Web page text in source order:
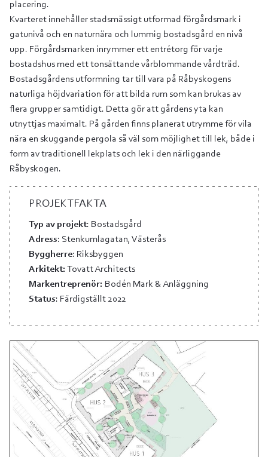
placering.
Kvarteret innehåller stadsmässigt utformad förgårdsmark i
gatunivå och en naturnära och lummig bostadsgård en nivå
upp. Förgårdsmarken inrymmer ett entrétorg för varje
bostadshus med ett tonsättande vårblommande vårdträd.
Bostadsgårdens utformning tar till vara på Råbyskogens
naturliga höjdvariation för att bilda rum som kan brukas av
flera grupper samtidigt. Detta gör att gårdens yta kan
utnyttjas maximalt. På gården finns planerat utrymme för vila
nära en skuggande pergola så väl som möjlighet till lek, både i
form av traditionell lekplats och lek i den närliggande
Råbyskogen.
PROJEKTFAKTA
Typ av projekt: Bostadsgård
Adress: Stenkumlagatan, Västerås
Byggherre: Riksbyggen
Arkitekt: Tovatt Architects
Markentreprenör: Bodén Mark & Anläggning
Status: Färdigställt 2022